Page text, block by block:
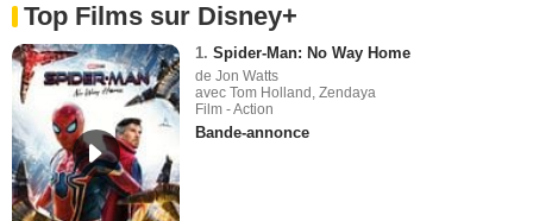
Top Films sur Disney+
1. Spider-Man: No Way Home
de Jon Watts
avec Tom Holland, Zendaya
Film - Action
Bande-annonce